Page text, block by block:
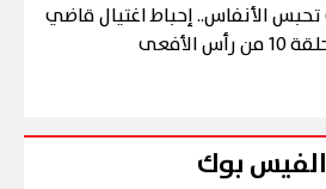
الأنفاس.. إحباط اغتيال قاضي
الأفعى
بوك